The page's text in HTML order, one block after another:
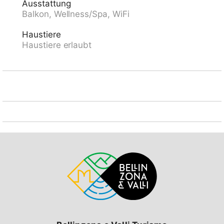
del Sasso, Orselina, Unesco Castelli di Bellinzona,
Mercato Bellinzona SA, Mercato Cannobio IT, Mercato
Umgebung sind gut erreichbar: Lago Maggiore, Lago
di Lugano, Lago di Como. Wandergebiete: Valle
Ausstattung
Balkon, Wellness/Spa, WiFi
Haustiere
Haustiere erlaubt